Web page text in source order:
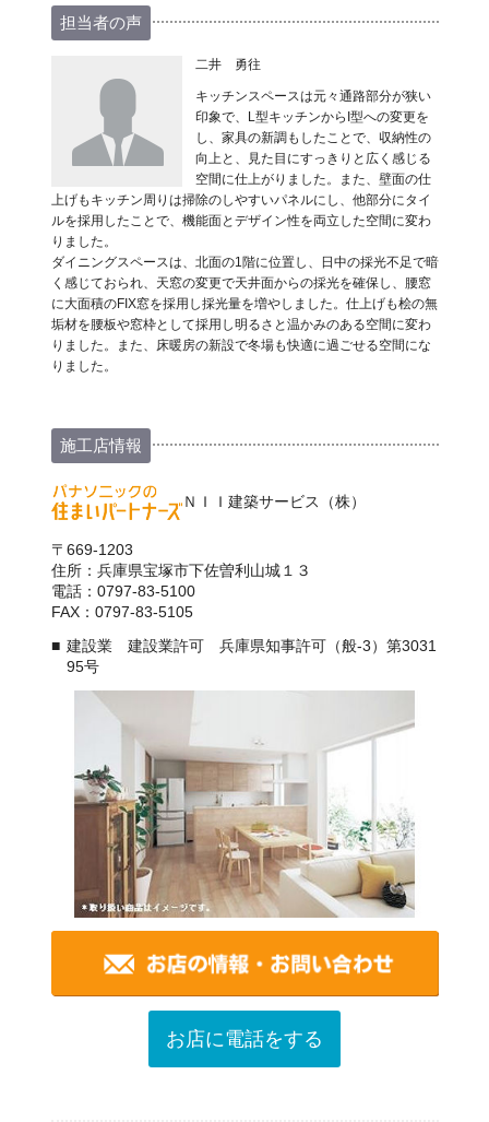
担当者の声
二井 勇往
キッチンスペースは元々通路部分が狭い
印象で、L型キッチンからI型への変更を
し、家具の新調もしたことで、収納性の
向上と、見た目にすっきりと広く感じる
空間に仕上がりました。また、壁面の仕
上げもキッチン周りは掃除のしやすいパネルにし、他部分にタイ
ルを採用したことで、機能面とデザイン性を両立した空間に変わ
りました。
ダイニングスペースは、北面の1階に位置し、日中の採光不足で暗
く感じておられ、天窓の変更で天井面からの採光を確保し、腰窓
に大面積のFIX窓を採用し採光量を増やしました。仕上げも桧の無
垢材を腰板や窓枠として採用し明るさと温かみのある空間に変わ
りました。また、床暖房の新設で冬場も快適に過ごせる空間にな
りました。
施工店情報
ＮＩＩ建築サービス（株）
〒669-1203
住所：兵庫県宝塚市下佐曽利山城１３
電話：0797-83-5100
FAX：0797-83-5105
建設業 建設業許可 兵庫県知事許可（般-3）第3031
95号
お店に電話をする